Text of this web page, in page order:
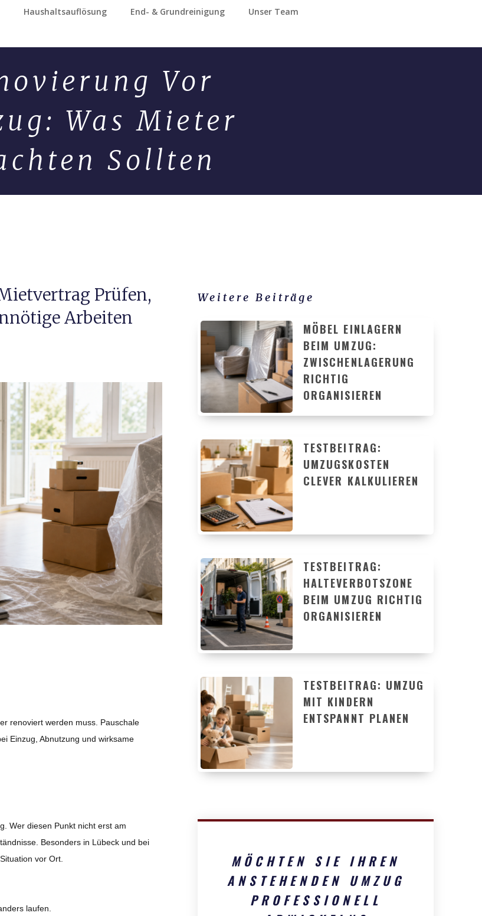
Haushaltsauflösung End- & Grundreinigung Unser Team
Vor
Was Mieter
Sollten
Prüfen,
Arbeiten
renoviert werden muss. Pauschale
Einzug, Abnutzung und wirksame
Wer diesen Punkt nicht erst am
Besonders in Lübeck und bei
vor Ort.
laufen.
Weitere Beiträge
MÖBEL EINLAGERN
BEIM UMZUG:
ZWISCHENLAGERUNG
RICHTIG
ORGANISIEREN
TESTBEITRAG:
UMZUGSKOSTEN
CLEVER KALKULIEREN
TESTBEITRAG:
HALTEVERBOTSZONE
BEIM UMZUG RICHTIG
ORGANISIEREN
TESTBEITRAG: UMZUG
MIT KINDERN
ENTSPANNT PLANEN
MÖCHTEN SIE IHREN
ANSTEHENDEN UMZUG
PROFESSIONELL